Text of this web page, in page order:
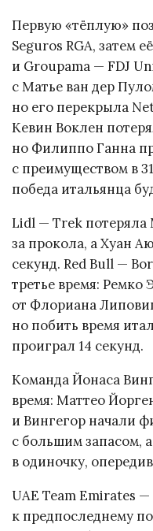
Первую «тёплую»
Seguros RGA, затем
и Groupama — FDJ
с Матье ван дер
но его перекрыла
Кевин Воклен
но Филиппо Ганна
с преимуществом в
победа итальянца
Lidl — Trek потеряла
за прокола, а Хуан
секунд. Red Bull —
третье время: Ремко
от Флориана
но побить время
проиграл 14 секунд.
Команда Йонаса
время: Маттео
и Вингегор начали
с большим запасом,
в одиночку,
UAE Team Emirates
к предпоследнему